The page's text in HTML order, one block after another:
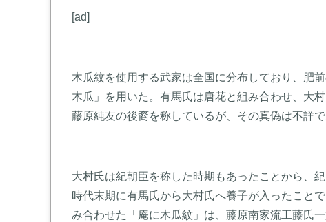
[ad]
木瓜紋を使用する武家は全国に分布しており、肥
木瓜」を用いた。有馬氏は唐花と組み合わせ、大
藤原純友の後裔を称しているが、その真偽は不詳で
大村氏は紀朝臣を称した時期もあったことから、
時代末期に有馬氏から大村氏へ養子が入ったこと
み合わせた「庵に木瓜紋」は、藤原南家流工藤氏